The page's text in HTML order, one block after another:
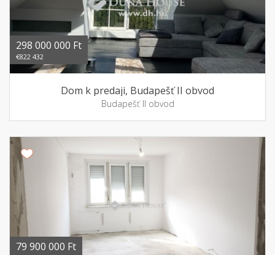
298 000 000 Ft
€822 432
Dom k predaji, Budapešť II obvod
Budapešť II obvod
79 900 000 Ft